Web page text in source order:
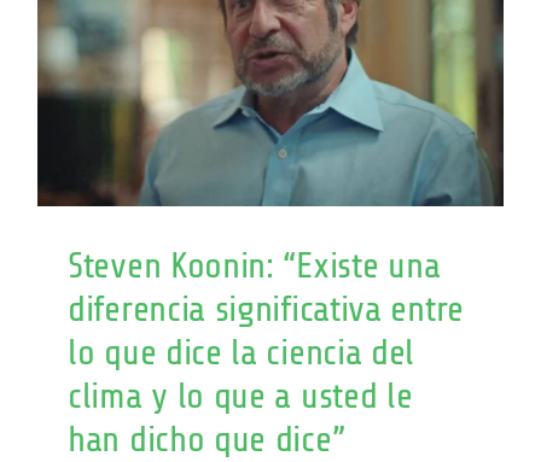
Machines
Steven Koonin: “Existe una
diferencia significativa entre
lo que dice la ciencia del
clima y lo que a usted le
han dicho que dice”